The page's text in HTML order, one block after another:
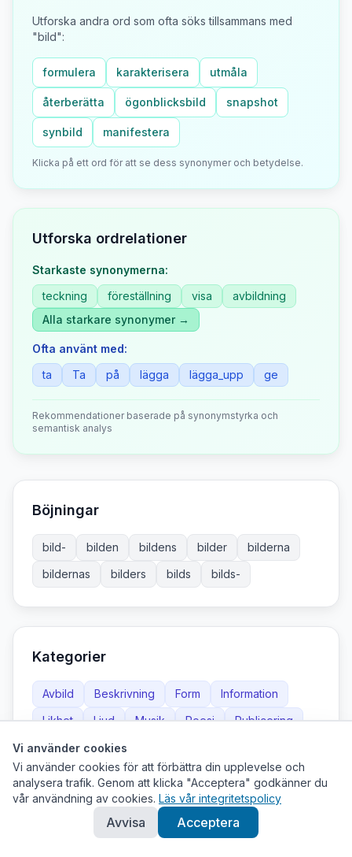
Utforska andra ord som ofta söks tillsammans med
"bild":
formulera karakterisera utmåla
återberätta ögonblicksbild snapshot
synbild manifestera
Klicka på ett ord för att se dess synonymer och betydelse.
Utforska ordrelationer
Starkaste synonymerna:
teckning
föreställning visa
avbildning
Alla starkare synonymer →
Ofta använt med:
ta
Ta på lägga lägga_upp ge
Rekommendationer baserade på synonymstyrka och
semantisk analys
Böjningar
bild- bilden bildens bilder
bilderna
bildernas
bilders bilds bilds-
Kategorier
Avbild Beskrivning Form
Information
Likhet
Ljud Musik Poesi
Publicering
Representation
Används ofta med
Vi använder cookies
Vi använder cookies för att förbättra din upplevelse och
analysera trafik. Genom att klicka "Acceptera" godkänner du
vår användning av cookies. Läs vår integritetspolicy
Avvisa Acceptera